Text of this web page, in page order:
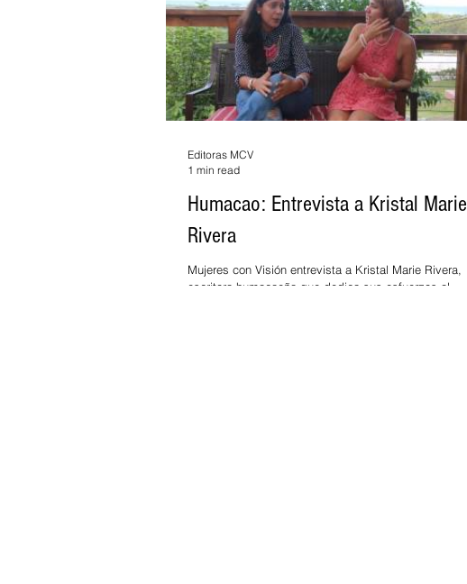
Humacao: Entrevista a Kristal Marie
Rivera
Mujeres con Visión entrevista a Kristal Marie Rivera,
escritora humacaeña que dedica sus esfuerzos al
Editoras MCV
1 min read